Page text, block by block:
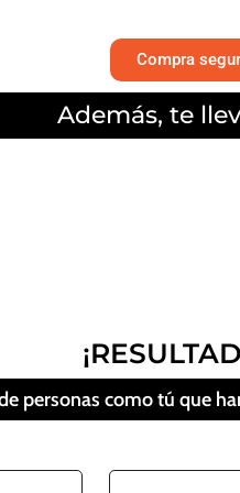
Compra
Además, te
personas como tú que